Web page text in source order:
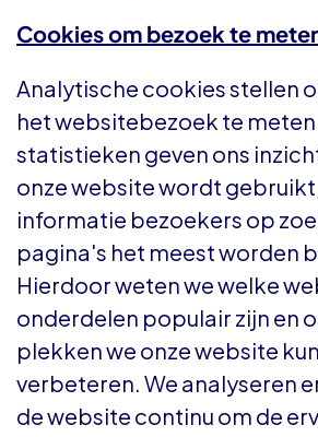
Cookies om bezoek te
Analytische cookies stellen
het websitebezoek te
statistieken geven ons
onze website wordt
informatie bezoekers op
pagina's het meest worden
Hierdoor weten we welke
onderdelen populair zijn en
plekken we onze website
verbeteren. We analyseren
de website continu om de